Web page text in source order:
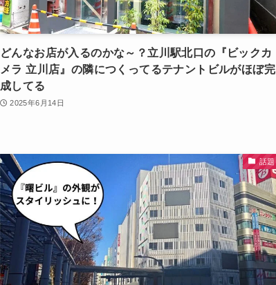
どんなお店が入るのかな～？立川駅北口の『ビックカ
メラ 立川店』の隣につくってるテナントビルがほぼ完
成してる
2025年6月14日
話題